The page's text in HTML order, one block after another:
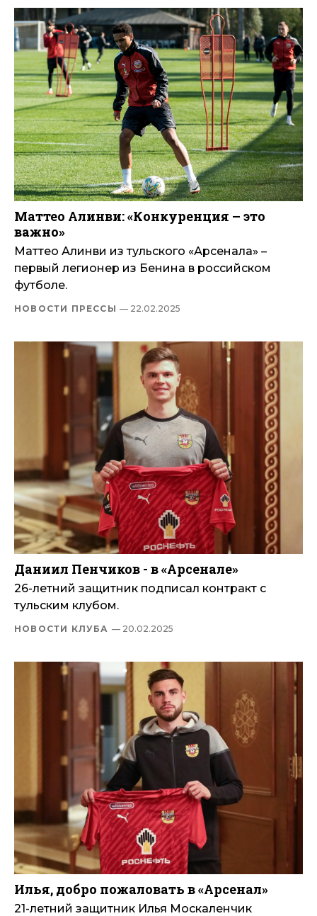
Маттео Алинви: «Конкуренция – это
важно»
Маттео Алинви из тульского «Арсенала» –
первый легионер из Бенина в российском
футболе.
НОВОСТИ ПРЕССЫ — 22.02.2025
Даниил Пенчиков - в «Арсенале»
26-летний защитник подписал контракт с
тульским клубом.
НОВОСТИ КЛУБА — 20.02.2025
Илья, добро пожаловать в «Арсенал»
21-летний защитник Илья Москаленчик